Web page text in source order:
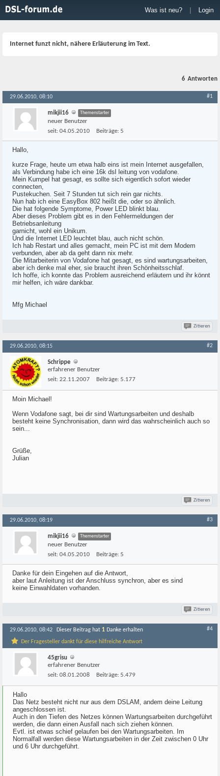
Was ist neu? Login
Internet funzt nicht, nähere Erläuterung im Text.
6 Antworten
29.06.2010, 08:10 #1
mikjii16 Themenstarter
neuer Benutzer
seit: 04.05.2010 Beiträge: 5
Hallo,
kurze Frage, heute um etwa halb eins ist mein Internet ausgefallen,
als Verbindung habe ich eine 16k dsl leitung von vodafone.
Mein Kumpel hat gesagt, es sollte sich eigentlich sofort wieder
connecten,
Pustekuchen. Seit 7 Stunden tut sich rein gar nichts.
Nun hab ich eine EasyBox 802 heißt die, oder so ähnlich.
Die hat folgende Symptome, Power LED blinkt blau.
Aber dieses Problem gibt es in den Fehlermeldungen der
Betriebsanleitung
garnicht, wohl ein Unikum.
Und die Internet LED leuchtet blau, auch nicht schön.
Ich hab Restart und alles gemacht, mein PC ist mit dem Modem
verbunden, aber ab da geht dann nix mehr.
Die Mitarbeiterin von Vodafone hat gesagt, es sind wartungsarbeiten,
aber ich denke mal eher, sie braucht ihren Schönheitsschlaf.
Ich hoffe, ich konnte das Problem ausreichend erläutern und ihr könnt
mir helfen, ich wäre dankbar.
Mfg Michael
Zitieren
29.06.2010, 08:15 #2
Schrippe
erfahrener Benutzer
seit: 22.11.2007 Beiträge: 5.177
Moin Michael!
Wenn Vodafone sagt, bei dir sind Wartungsarbeiten und deshalb
besteht keine Synchronisation, dann wird das wahrscheinlich auch so
sein...
Grüße,
Julian
Zitieren
29.06.2010, 08:19 #3
mikjii16 Themenstarter
neuer Benutzer
seit: 04.05.2010 Beiträge: 5
Danke für dein Eingehen auf die Antwort,
aber laut Anleitung ist der Anschluss synchron, aber es sind
keine Einwahldaten vorhanden.
Zitieren
29.06.2010, 08:42 Dieser Beitrag hat 1 Danke erhalten
Der Fragesteller dankt für diese hilfreiche Antwort
#4
45grisu
erfahrener Benutzer
seit: 08.01.2008 Beiträge: 5.479
Hallo
Das Netz besteht nicht nur aus dem DSLAM, andem deine Leitung
angeschlossen ist.
Auch in den Tiefen des Netzes können Wartungsarbeiten durchgeführt
werden, die dann einen Ausfall nach sich ziehen können.
Evtl. ist etwas schief gelaufen bei den Wartungsarbeiten. Im
Normalfall werden diese Wartungsarbeiten in der Zeit zwischen 0 Uhr
und 6 Uhr durchgeführt.